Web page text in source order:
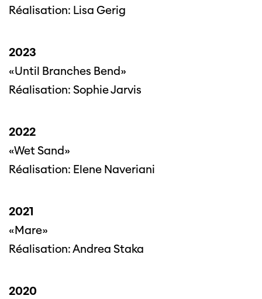
Réalisation: Lisa Gerig
2023
«Until Branches Bend»
Réalisation: Sophie Jarvis
2022
«Wet Sand»
Réalisation: Elene Naveriani
2021
«Mare»
Réalisation: Andrea Staka
2020